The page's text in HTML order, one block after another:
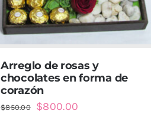
Arreglo de rosas y
chocolates en forma de
corazón
$850.00
El
$800.00